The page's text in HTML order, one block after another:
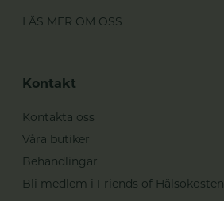
LÄS MER OM OSS
Kontakt
Kontakta oss
Våra butiker
Behandlingar
Bli medlem i Friends of Hälsokosten